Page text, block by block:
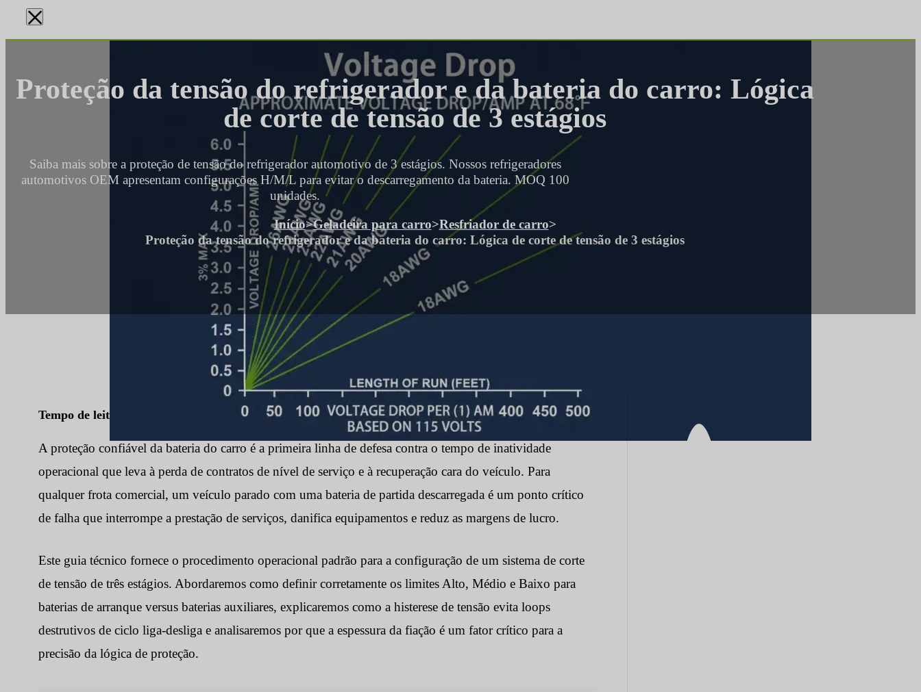
×
Proteção da tensão do refrigerador e da bateria do carro: Lógica
de corte de tensão de 3 estágios
Saiba mais sobre a proteção de tensão do refrigerador automotivo de 3 estágios. Nossos refrigeradores
automotivos OEM apresentam configurações H/M/L para evitar o descarregamento da bateria. MOQ 100
unidades.
Início>Geladeira para carro>Resfriador de carro>
Proteção da tensão do refrigerador e da bateria do carro: Lógica de corte de tensão de 3 estágios
Tempo de leitura: Contagem de palavras: 2075
A proteção confiável da bateria do carro é a primeira linha de defesa contra o tempo de inatividade
operacional que leva à perda de contratos de nível de serviço e à recuperação cara do veículo. Para
qualquer frota comercial, um veículo parado com uma bateria de partida descarregada é um ponto crítico
de falha que interrompe a prestação de serviços, danifica equipamentos e reduz as margens de lucro.
Este guia técnico fornece o procedimento operacional padrão para a configuração de um sistema de corte
de tensão de três estágios. Abordaremos como definir corretamente os limites Alto, Médio e Baixo para
baterias de arranque versus baterias auxiliares, explicaremos como a histerese de tensão evita loops
destrutivos de ciclo liga-desliga e analisaremos por que a espessura da fiação é um fator crítico para a
precisão da lógica de proteção.